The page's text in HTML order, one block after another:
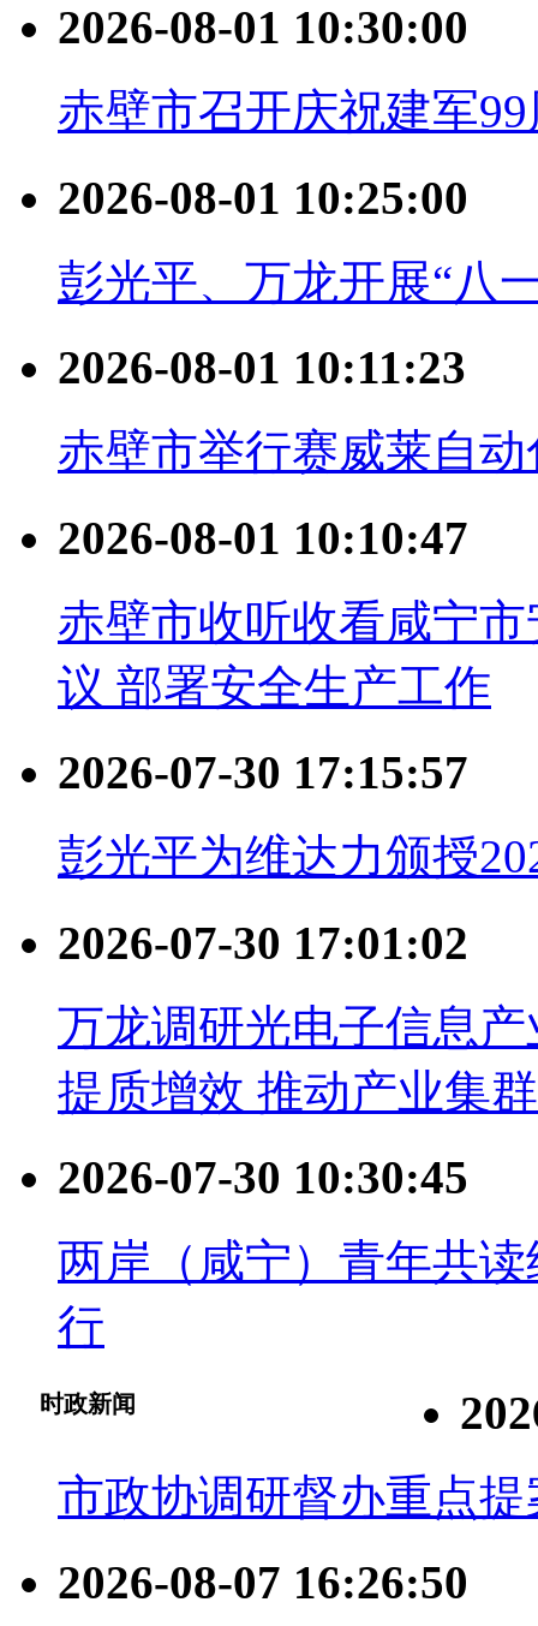
2026-08-01 10:30:00
赤壁市召开庆祝建军
2026-08-01 10:25:00
彭光平、万龙开展“八
2026-08-01 10:11:23
赤壁市举行赛威莱自
2026-08-01 10:10:47
赤壁市收听收看咸宁
议 部署安全生产工作
2026-07-30 17:15:57
彭光平为维达力颁授
2026-07-30 17:01:02
万龙调研光电子信息
提质增效 推动产业集
2026-07-30 10:30:45
两岸（咸宁）青年共
行
时政新闻
市政协调研督办重点
2026-08-07 16:26:50